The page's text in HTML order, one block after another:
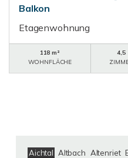
Balkon
Etagenwohnung
118 m²
WOHNFLÄCHE
4,5
Aichtal Altbach Altenriet